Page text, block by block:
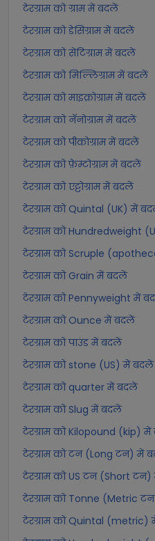
टेरग्राम को ग्राम में बदलें
टेरग्राम को डेसिग्राम में बदलें
टेरग्राम को सेंटिग्राम में बदलें
टेरग्राम को मिल्लिग्राम में बदलें
टेरग्राम को माइक्रोग्राम में बदलें
टेरग्राम को नॅनोग्राम में बदलें
टेरग्राम को पीकोग्राम में बदलें
टेरग्राम को फ़ेम्टोग्राम में बदलें
टेरग्राम को एट्टोग्राम में बदलें
टेरग्राम को Quintal (UK) में
टेरग्राम को Hundredweight
टेरग्राम को Scruple
टेरग्राम को Grain में बदलें
टेरग्राम को Pennyweight में
टेरग्राम को Ounce में बदलें
टेरग्राम को पाउंड में बदलें
टेरग्राम को stone (US) में बदलें
टेरग्राम को quarter में बदलें
टेरग्राम को Slug में बदलें
टेरग्राम को Kilopound (kip)
टेरग्राम को टन (Long टन) में
टेरग्राम को US टन (Short
टेरग्राम को Tonne (Metric
टेरग्राम को Quintal (metric)